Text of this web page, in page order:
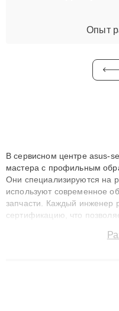
Опыт
В сервисном центре asus-
мастера с профильным
Они специализируются на
используют современное
запчасти. Каждый инженер
сертификацию, что
до 3 лет. Наши мастера